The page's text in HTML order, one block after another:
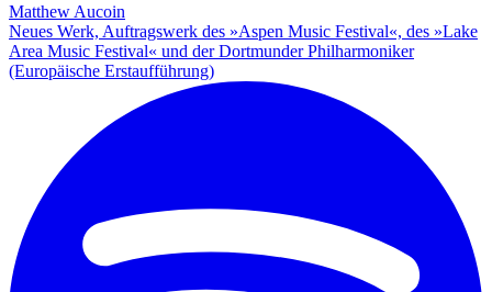
Matthew Aucoin
Neues Werk, Auftragswerk des »Aspen Music Festival«, des »Lake
Area Music Festival« und der Dortmunder Philharmoniker
(Europäische Erstaufführung)